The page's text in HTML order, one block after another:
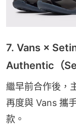
7. Vans ×
Authentic（
繼早前合作後，
再度與 Vans 攜
款。